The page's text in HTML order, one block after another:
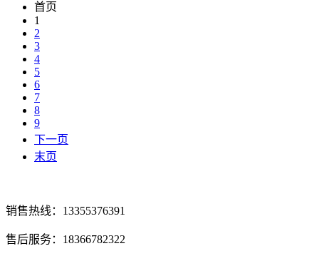
首页
1
2
3
4
5
6
7
8
9
下一页
末页
销售热线：13355376391
售后服务：18366782322